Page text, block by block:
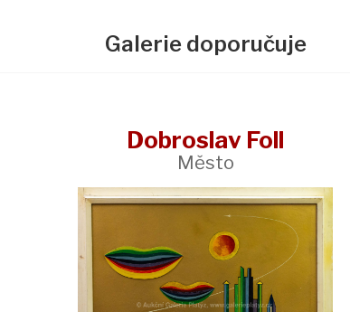
Galerie doporučuje
Dobroslav Foll
Město